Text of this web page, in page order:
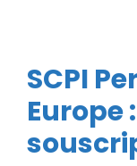
SCPI
Europe